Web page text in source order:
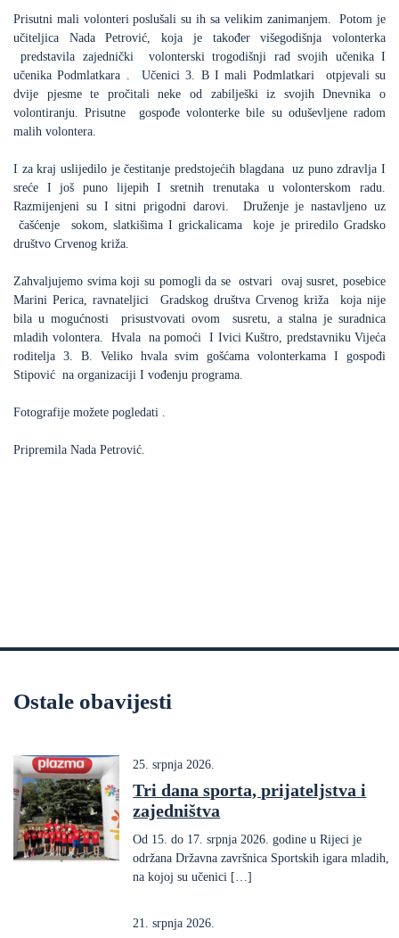
Prisutni mali volonteri poslušali su ih sa velikim zanimanjem. Potom je
učiteljica Nada Petrović, koja je također višegodišnja volonterka
predstavila zajednički volonterski trogodišnji rad svojih učenika I
učenika Podmlatkara . Učenici 3. B I mali Podmlatkari otpjevali su
dvije pjesme te pročitali neke od zabilješki iz svojih Dnevnika o
volontiranju. Prisutne gospođe volonterke bile su oduševljene radom
malih volontera.
I za kraj uslijedilo je čestitanje predstojećih blagdana uz puno zdravlja I
sreće I još puno lijepih I sretnih trenutaka u volonterskom radu.
Razmijenjeni su I sitni prigodni darovi. Druženje je nastavljeno uz
čašćenje sokom, slatkišima I grickalicama koje je priredilo Gradsko
društvo Crvenog križa.
Zahvaljujemo svima koji su pomogli da se ostvari ovaj susret, posebice
Marini Perica, ravnateljici Gradskog društva Crvenog križa koja nije
bila u mogućnosti prisustvovati ovom susretu, a stalna je suradnica
mladih volontera. Hvala na pomoći I Ivici Kuštro, predstavniku Vijeća
roditelja 3. B. Veliko hvala svim gošćama volonterkama I gospođi
Stipović na organizaciji I vođenju programa.
Fotografije možete pogledati .
Pripremila Nada Petrović.
Ostale obavijesti
25. srpnja 2026.
Tri dana sporta, prijateljstva i
zajedništva
Od 15. do 17. srpnja 2026. godine u Rijeci je
održana Državna završnica Sportskih igara mladih,
na kojoj su učenici […]
21. srpnja 2026.